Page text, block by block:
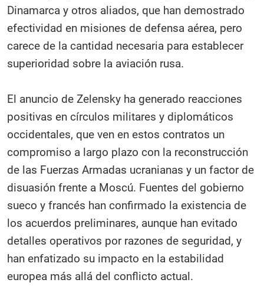
Dinamarca y otros aliados, que han demostrado
efectividad en misiones de defensa aérea, pero
carece de la cantidad necesaria para establecer
superioridad sobre la aviación rusa.
El anuncio de Zelensky ha generado reacciones
positivas en círculos militares y diplomáticos
occidentales, que ven en estos contratos un
compromiso a largo plazo con la reconstrucción
de las Fuerzas Armadas ucranianas y un factor de
disuasión frente a Moscú. Fuentes del gobierno
sueco y francés han confirmado la existencia de
los acuerdos preliminares, aunque han evitado
detalles operativos por razones de seguridad, y
han enfatizado su impacto en la estabilidad
europea más allá del conflicto actual.